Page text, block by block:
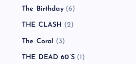
The Birthday(6)
THE CLASH (2)
The Coral (3)
THE DEAD 60’S(1)